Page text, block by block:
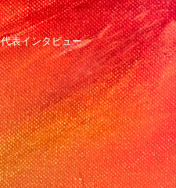
代表インタビュー